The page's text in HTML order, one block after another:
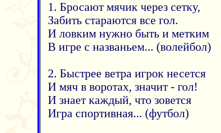
1. Бросают мячик через сетку,
Забить стараются все гол.
И ловким нужно быть и метким
В игре с названьем... (волейбол)
2. Быстрее ветра игрок несется
И мяч в воротах, значит - гол!
И знает каждый, что зовется
Игра спортивная... (футбол)